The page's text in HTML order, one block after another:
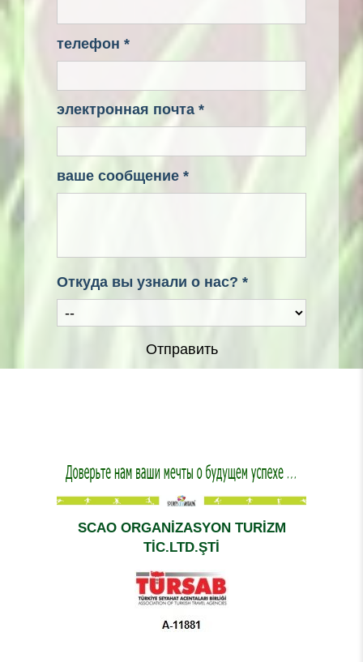
телефон *
электронная почта *
ваше сообщение *
Откуда вы узнали о нас? *
Отправить
SCAO ORGANİZASYON TURİZM
TİC.LTD.ŞTİ